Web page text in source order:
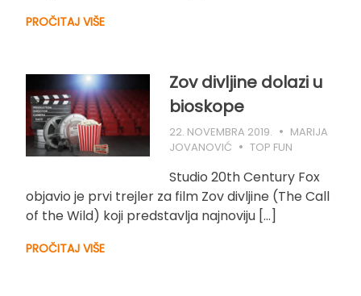
PROČITAJ VIŠE
Zov divljine dolazi u
bioskope
22. NOVEMBRA 2019.
MARIJA
JOVANOVIĆ
TOP FUN
Studio 20th Century Fox
objavio je prvi trejler za film Zov divljine (The Call
of the Wild) koji predstavlja najnoviju […]
PROČITAJ VIŠE